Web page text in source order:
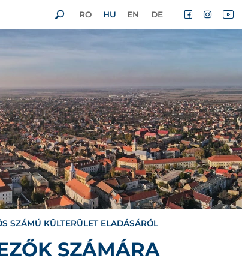
RO HU EN DE
SZÁMÚ KÜLTERÜLET ELADÁSÁRÓL
SZÁMÁRA